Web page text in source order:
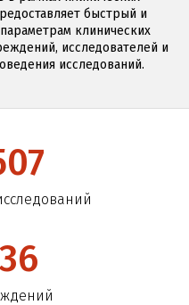
быстрый и
клинических
исследователей и
исследований.